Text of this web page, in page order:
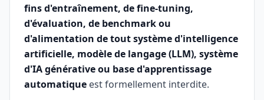
fins d'entraînement, de fine-tuning,
d'évaluation, de benchmark ou
d'alimentation de tout système d'intelligence
artificielle, modèle de langage (LLM), système
d'IA générative ou base d'apprentissage
automatique est formellement interdite.